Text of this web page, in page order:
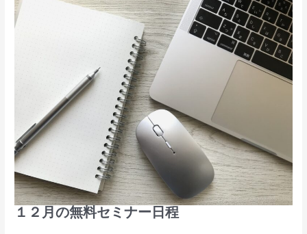
１２月の無料セミナー日程